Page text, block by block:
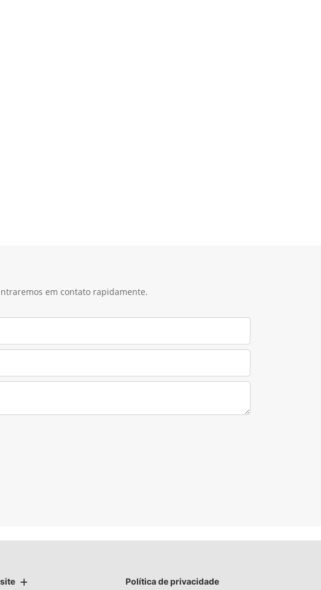
em contato rapidamente.
Política de privacidade